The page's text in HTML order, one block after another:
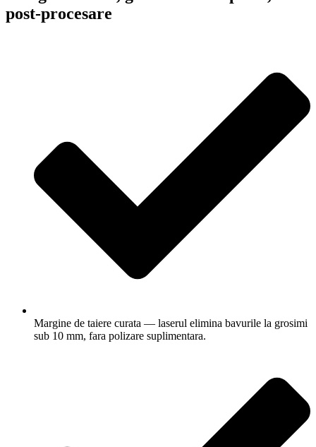
post-procesare
Margine de taiere curata — laserul elimina bavurile la grosimi
sub 10 mm, fara polizare suplimentara.